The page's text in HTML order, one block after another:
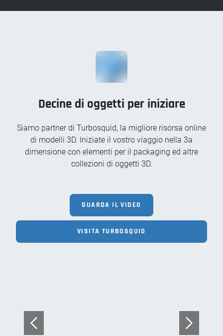
Decine di oggetti per iniziare
Siamo partner di Turbosquid, la migliore risorsa online
di modelli 3D. Iniziate il vostro viaggio nella 3a
dimensione con elementi per il packaging ed altre
collezioni di oggetti 3D.
GUARDA IL VIDEO
VISITA TURBOSQUID